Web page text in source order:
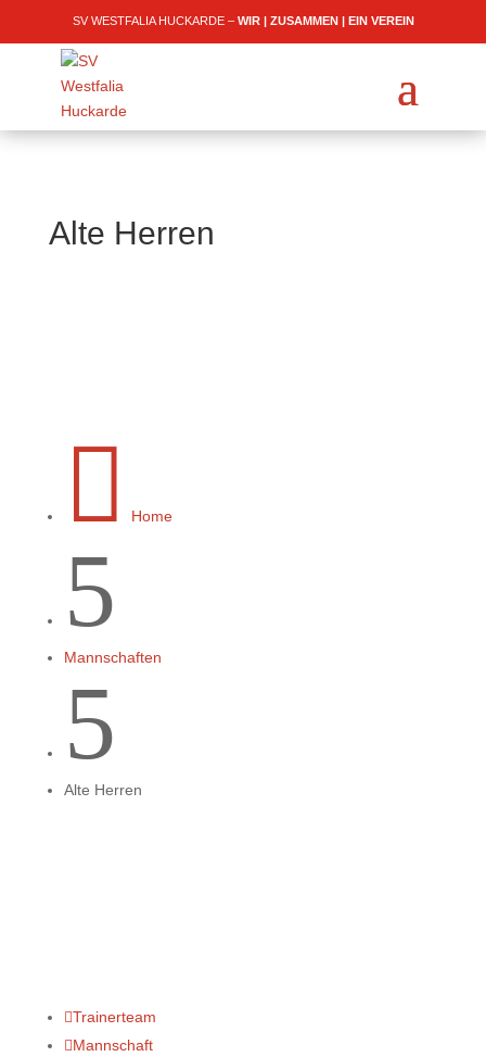
SV WESTFALIA HUCKARDE – WIR | ZUSAMMEN | EIN VEREIN
Alte Herren
 Home
5
Mannschaften
5
Alte Herren
Trainerteam
Mannschaft